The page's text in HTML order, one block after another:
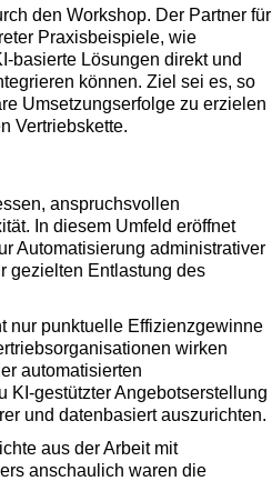
den Workshop. Der Partner für
Praxisbeispiele, wie
basierte Lösungen direkt und
können. Ziel sei es, so
Umsetzungserfolge zu erzielen
Vertriebskette.
anspruchsvollen
In diesem Umfeld eröffnet
Automatisierung administrativer
gezielten Entlastung des
nur punktuelle Effizienzgewinne
wirken
automatisierten
KI-gestützter Angebotserstellung
und datenbasiert auszurichten.
aus der Arbeit mit
anschaulich waren die